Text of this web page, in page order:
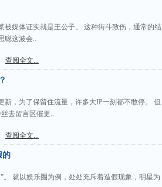
被媒体证实就是王公子。 这种街斗致伤，通常的结
聪这波会..
查阅全文...
新，为了保留住流量，许多大IP一刻都不敢停。 但
去留言区催更..
查阅全文...
的
就以娱乐圈为例，处处充斥着造假现象，明星为